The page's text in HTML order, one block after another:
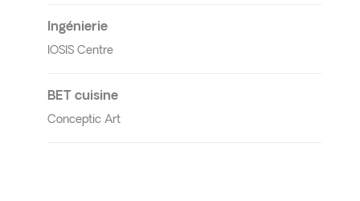
Ingénierie
IOSIS Centre
BET cuisine
Conceptic Art